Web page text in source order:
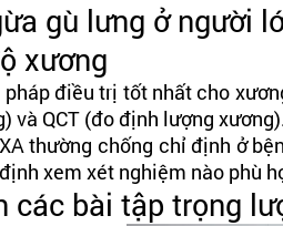
gù lưng ở người
xương
điều trị tốt nhất cho
và QCT (đo định lượng
thường chống chỉ định ở
xem xét nghiệm nào phù
các bài tập trọng